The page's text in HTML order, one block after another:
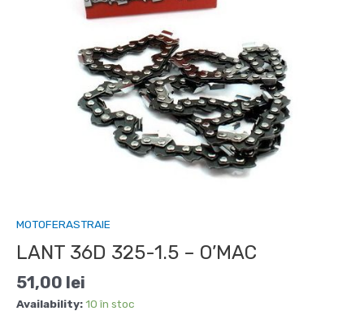
MOTOFERASTRAIE
LANT 36D 325-1.5 – O’MAC
51,00 lei
Availability:10 în stoc